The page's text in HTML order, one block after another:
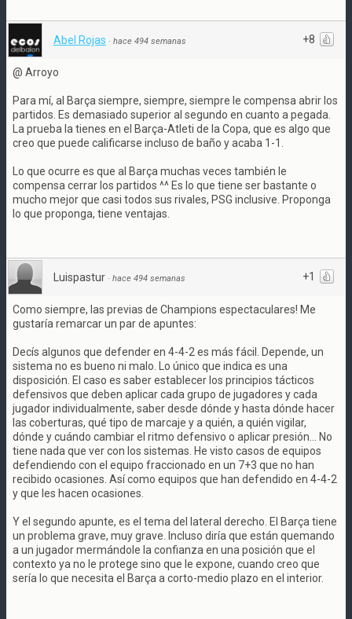
+8
Abel Rojas · hace 494 semanas
@ Arroyo
Para mí, al Barça siempre, siempre, siempre le compensa abrir los
partidos. Es demasiado superior al segundo en cuanto a pegada.
La prueba la tienes en el Barça-Atleti de la Copa, que es algo que
creo que puede calificarse incluso de baño y acaba 1-1.
Lo que ocurre es que al Barça muchas veces también le
compensa cerrar los partidos ^^ Es lo que tiene ser bastante o
mucho mejor que casi todos sus rivales, PSG inclusive. Proponga
lo que proponga, tiene ventajas.
+1
Luispastur · hace 494 semanas
Como siempre, las previas de Champions espectaculares! Me
gustaría remarcar un par de apuntes:
Decís algunos que defender en 4-4-2 es más fácil. Depende, un
sistema no es bueno ni malo. Lo único que indica es una
disposición. El caso es saber establecer los principios tácticos
defensivos que deben aplicar cada grupo de jugadores y cada
jugador individualmente, saber desde dónde y hasta dónde hacer
las coberturas, qué tipo de marcaje y a quién, a quién vigilar,
dónde y cuándo cambiar el ritmo defensivo o aplicar presión... No
tiene nada que ver con los sistemas. He visto casos de equipos
defendiendo con el equipo fraccionado en un 7+3 que no han
recibido ocasiones. Así como equipos que han defendido en 4-4-2
y que les hacen ocasiones.
Y el segundo apunte, es el tema del lateral derecho. El Barça tiene
un problema grave, muy grave. Incluso diría que están quemando
a un jugador mermándole la confianza en una posición que el
contexto ya no le protege sino que le expone, cuando creo que
sería lo que necesita el Barça a corto-medio plazo en el interior.